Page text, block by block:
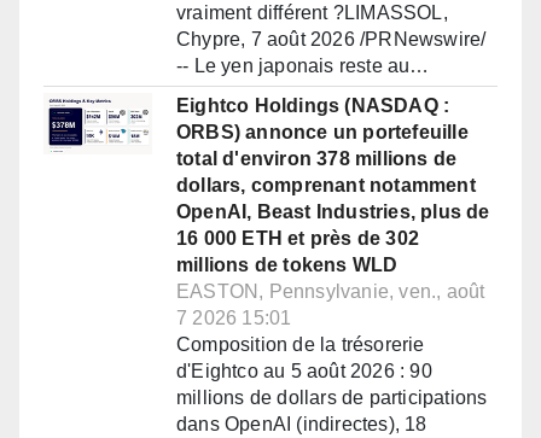
vraiment différent ?LIMASSOL,
Chypre, 7 août 2026 /PRNewswire/
-- Le yen japonais reste au…
Eightco Holdings (NASDAQ :
ORBS) annonce un portefeuille
total d'environ 378 millions de
dollars, comprenant notamment
OpenAI, Beast Industries, plus de
16 000 ETH et près de 302
millions de tokens WLD
EASTON, Pennsylvanie, ven., août
7 2026 15:01
Composition de la trésorerie
d'Eightco au 5 août 2026 : 90
millions de dollars de participations
dans OpenAI (indirectes), 18